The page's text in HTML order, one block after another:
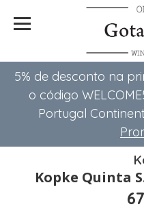
5% de desconto na
o código
Portugal
Kopke Quinta